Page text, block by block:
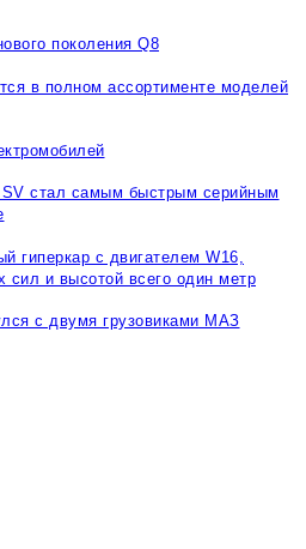
поколения Q8
в полном ассортименте моделей
стал самым быстрым серийным
гиперкар с двигателем W16,
и высотой всего один метр
с двумя грузовиками МАЗ